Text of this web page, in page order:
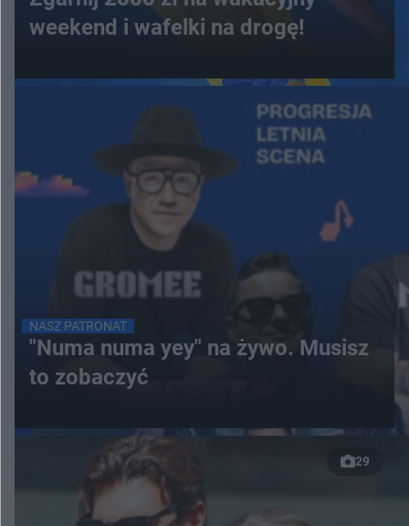
weekend i wafelki na drogę!
NASZ PATRONAT
"Numa numa yey" na żywo. Musisz
to zobaczyć
29